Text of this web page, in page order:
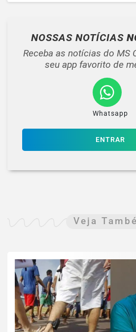
NOSSAS NOTÍCIAS
Receba as notícias do MS
seu app favorito de
Whatsapp
ENTRAR
Veja